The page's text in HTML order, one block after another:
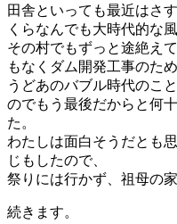
田舎といっても最近はさ
くらなんでも大時代的な
その村でもずっと途絶え
もなくダム開発工事のた
うどあのバブル時代のこ
のでもう最後だからと何
た。
わたしは面白そうだとも
じもしたので、
祭りには行かず、祖母の
続きます。